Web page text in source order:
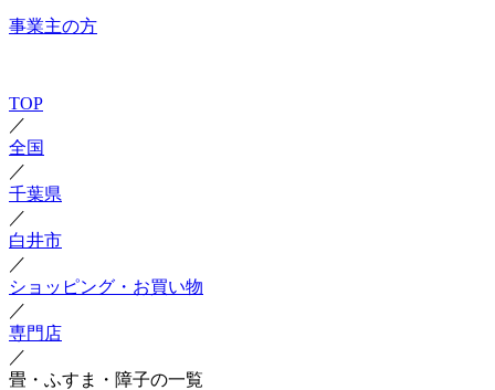
事業主の方
TOP
／
全国
／
千葉県
／
白井市
／
ショッピング・お買い物
／
専門店
／
畳・ふすま・障子の一覧